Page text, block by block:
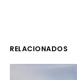
RELACIONADOS